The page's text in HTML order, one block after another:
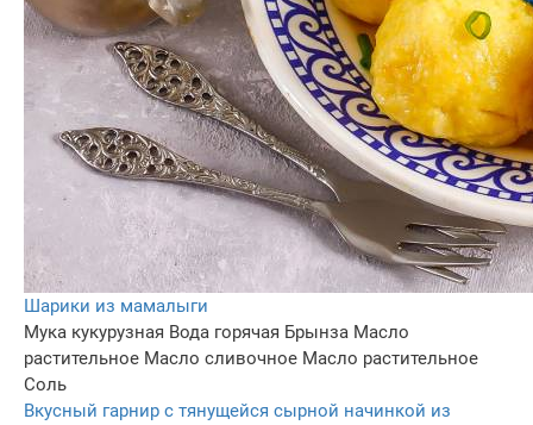
Шарики из мамалыги
Мука кукурузная Вода горячая Брынза Масло
растительное Масло сливочное Масло растительное
Соль
Вкусный гарнир с тянущейся сырной начинкой из